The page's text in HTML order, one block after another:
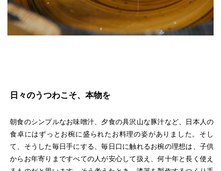
日々のうつわこそ、本物を
朝食のシンプルなお味噌汁、夕食の具沢山な豚汁など、日本人の
食卓にはずっとお椀に盛られたお料理の姿がありました。そし
て、そうした毎日手にする、毎日口に触れるお椀の理想は、子供
からお年寄りまですべての人が安心して扱え、何十年と長く使え